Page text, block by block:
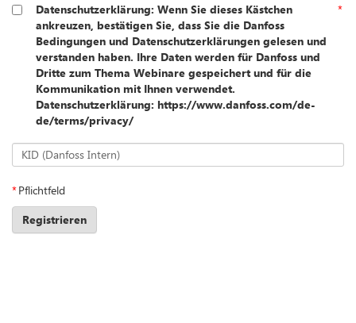
Datenschutzerklärung: Wenn Sie dieses Kästchen
ankreuzen, bestätigen Sie, dass Sie die Danfoss
Bedingungen und Datenschutzerklärungen gelesen und
verstanden haben. Ihre Daten werden für Danfoss und
Dritte zum Thema Webinare gespeichert und für die
Kommunikation mit Ihnen verwendet.
Datenschutzerklärung: https://www.danfoss.com/de-
de/terms/privacy/
*
KID (Danfoss Intern)
*Pflichtfeld
Registrieren